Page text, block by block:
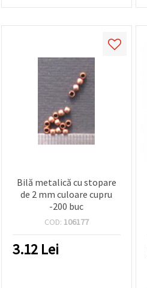
Bilă metalică cu stopare
de 2 mm culoare cupru
-200 buc
COD: 106177
3.12 Lei